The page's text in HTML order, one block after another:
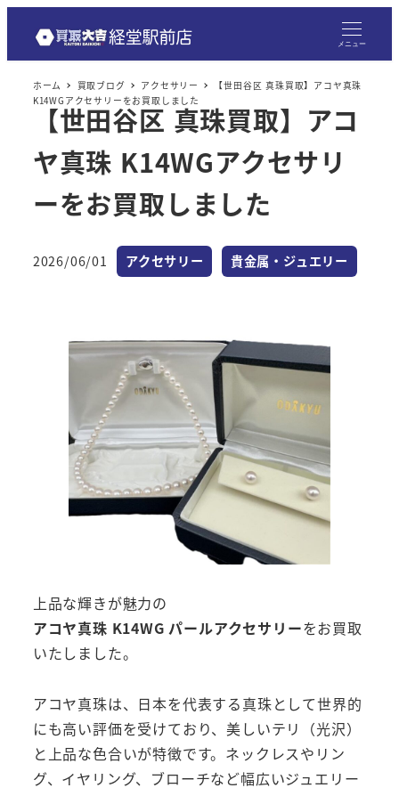
メニュー
ホーム 買取ブログ アクセサリー
【世田谷区 真珠買取】アコヤ真珠
K14WGアクセサリーをお買取しました
【世田谷区 真珠買取】アコ
ヤ真珠 K14WGアクセサリ
ーをお買取しました
投稿日
2026/06/01 カテゴリー
アクセサリー カテゴリー
貴金属・ジュエリー
上品な輝きが魅力の
アコヤ真珠 K14WG パールアクセサリーをお買取
いたしました。
アコヤ真珠は、日本を代表する真珠として世界的
にも高い評価を受けており、美しいテリ（光沢）
と上品な色合いが特徴です。ネックレスやリン
グ、イヤリング、ブローチなど幅広いジュエリー